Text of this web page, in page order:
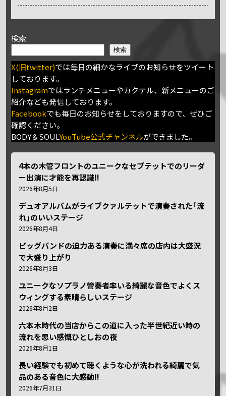
検索
検索
X(旧twitter)では毎日の細かなライブのお知らせをツイート
しております。
Instagramではランチメニューやカクテル、新メニューのご
紹介なども発信しております。
Facebookでも毎日のお知らせをしておりますので、ぜひご
確認ください。
BODY＆SOULYouTube公式チャンネルができました。
4本の木管フロントのユニークなセプテットでのリーダ
ー出演に才能を再認識!!
2026年8月5日
デュオアルバムがライブクァルテットで演奏された｢流
れ｣のいいステージ
2026年8月4日
ビッグバンドの迫力ある演奏に満々席の店内は大盛況
で大盛り上がり
2026年8月3日
ユニークなソプラノ管奏者率いる綺麗な音色でよくス
ウィングする素晴らしいステージ
2026年8月2日
六本木時代の当店からこの道に入った半世紀近い時の
流れを思い感慨ひとしおの夜
2026年8月1日
長い経験でも初めて聴くような心が洗われる綺麗で気
品のある音色に大感動!!
2026年7月31日